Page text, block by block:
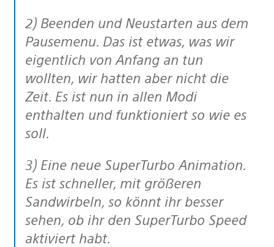
2) Beenden und Neustarten aus dem
Pausemenu. Das ist etwas, was wir
eigentlich von Anfang an tun
wollten, wir hatten aber nicht die
Zeit. Es ist nun in allen Modi
enthalten und funktioniert so wie es
soll.
3) Eine neue SuperTurbo Animation.
Es ist schneller, mit größeren
Sandwirbeln, so könnt ihr besser
sehen, ob ihr den SuperTurbo Speed
aktiviert habt.